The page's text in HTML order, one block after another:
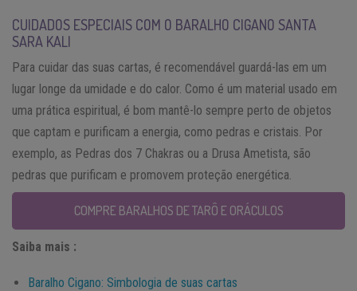
CUIDADOS ESPECIAIS COM O BARALHO CIGANO SANTA
SARA KALI
Para cuidar das suas cartas, é recomendável guardá-las em um
lugar longe da umidade e do calor. Como é um material usado em
uma prática espiritual, é bom mantê-lo sempre perto de objetos
que captam e purificam a energia, como pedras e cristais. Por
exemplo, as Pedras dos 7 Chakras ou a Drusa Ametista, são
pedras que purificam e promovem proteção energética.
COMPRE BARALHOS DE TARÔ E ORÁCULOS
Saiba mais :
Baralho Cigano: Simbologia de suas cartas